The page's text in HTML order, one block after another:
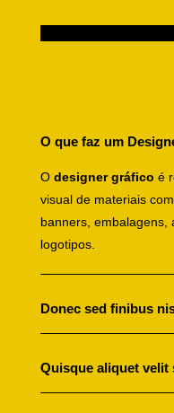
O que faz um
O designer gráfico é
visual de materiais
banners, embalagens,
logotipos.
Donec sed finibus
Quisque aliquet velit